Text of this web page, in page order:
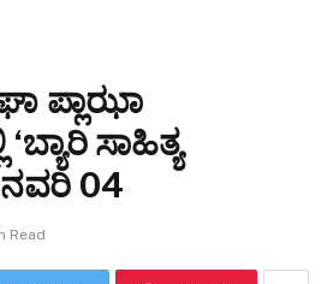
ಪ್ಲಾಝಾ
ಸಾಹಿತ್ಯ
04
Read